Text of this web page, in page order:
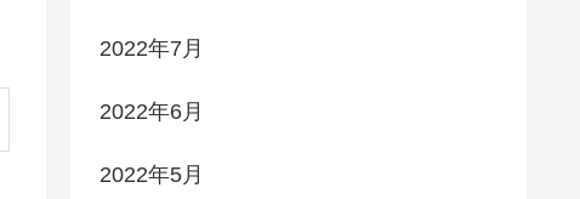
2022年7月
2022年6月
2022年5月